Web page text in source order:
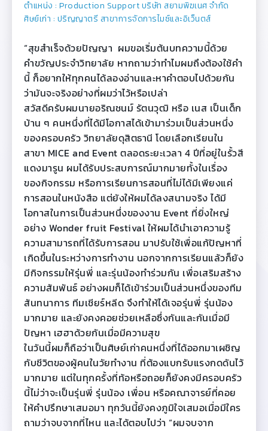
ตำแหน่ง : Production Support บริษัท สยามพิฆเนศ จำกัด
ศิษย์เก่า : ปริญญาตรี สาขาการจัดการไมซ์และอิเว็นตส์
“สุขสำเร็จด้วยปัญญา ผมขอเริ่มต้นบทความนี้ด้วย
คำขวัญประจำวิทยาลัย หากถามว่าทำไมผมถึงต้องใช้คำ
นี้ ก็อยากให้ทุกคนได้ลองอ่านและหาคำตอบไปด้วยกัน
ว่ามันจะจริงอย่างที่ผมว่าไว้หรือเปล่า
สวัสดีครับผมนายอริณชนม์ รัตนวุฒิ หรือ เนส เป็นเด็ก
บ้าน ๆ คนหนึ่งที่ได้มีโอกาสได้เข้ามาร่วมเป็นส่วนหนึ่ง
ของครอบครัว วิทยาลัยดุสิตธานี โดยเลือกเรียนใน
สาขา MICE and Event ตลอดระยะเวลา 4 ปีที่อยู่ในรั้วสี
แดงมารูน ผมได้รับประสบการณ์มากมายทั้งในเรื่อง
ของกิจกรรม หรือการเรียนการสอนที่ไม่ได้มีเพียงแค่
การสอนในหนังสือ แต่ยังให้ผมได้ลงสนามจริง ได้มี
โอกาสในการเป็นส่วนหนึ่งของงาน Event ที่ยิ่งใหญ่
อย่าง Wonder fruit Festival ให้ผมได้นำเอาความรู้
ความสามารถที่ได้รับการสอน มาปรับใช้เพื่อแก้ปัญหาที่
เกิดขึ้นในระหว่างการทำงาน นอกจากการเรียนแล้วก็ยัง
มีกิจกรรมให้รุ่นพี่ และรุ่นน้องทำร่วมกัน เพื่อเสริมสร้าง
ความสัมพันธ์ อย่างผมก็ได้เข้าร่วมเป็นส่วนหนึ่งของทีม
สันทนาการ ทีมเชียร์หลีด จึงทำให้ได้เจอรุ่นพี่ รุ่นน้อง
มากมาย และยังคงคอยช่วยเหลือซึ่งกันและกันเมื่อมี
ปัญหา เฮฮาด้วยกันเมื่อมีความสุข
ในวันนี้ผมก็ถือว่าเป็นศิษย์เก่าคนหนึ่งที่ได้ออกมาเผชิญ
กับชีวิตของผู้คนในวัยทำงาน ที่ต้องแบกรับแรงกดดันไว้
มากมาย แต่ในทุกครั้งที่ท้อหรือถอยก็ยังคงมีครอบครัว
นี้ไม่ว่าจะเป็นรุ่นพี่ รุ่นน้อง เพื่อน หรือคณาจารย์ที่คอย
ให้คำปรึกษาเสมอมา ทุกวันนี้ยังคงภูมิใจเสมอเมื่อมีใคร
ถามว่าจบจากที่ไหน และได้ตอบไปว่า “ผมจบจาก